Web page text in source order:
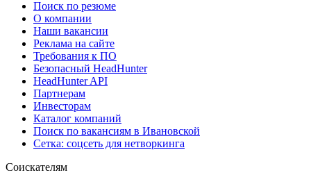
Поиск по резюме
О компании
Наши вакансии
Реклама на сайте
Требования к ПО
Безопасный HeadHunter
HeadHunter API
Партнерам
Инвесторам
Каталог компаний
Поиск по вакансиям в Ивановской
Сетка: соцсеть для нетворкинга
Соискателям